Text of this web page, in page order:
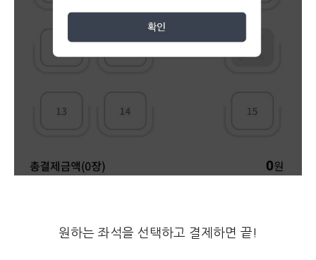
원하는 좌석을 선택하고 결제하면 끝!